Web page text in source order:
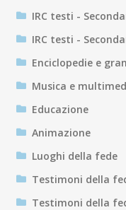
IRC testi -
IRC testi -
Enciclopedie e
Musica e
Educazione
Animazione
Luoghi della fede
Testimoni della
Testimoni della